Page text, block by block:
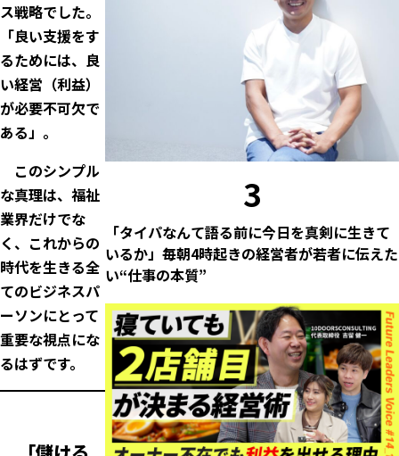
ス戦略でした。
「良い支援をす
るためには、良
い経営（利益）
が必要不可欠で
ある」。
このシンプル
な真理は、福祉
業界だけでな
く、これからの
時代を生きる全
てのビジネスパ
ーソンにとって
重要な視点にな
るはずです。
3
「タイパなんて語る前に今日を真剣に生きて
いるか」毎朝4時起きの経営者が若者に伝えた
い“仕事の本質”